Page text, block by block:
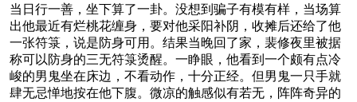
当日行一善，坐下算了一卦。没想到骗子有模有样，当场算
出他最近有烂桃花缠身，要对他采阳补阴，收摊后还给了他
一张符箓，说是防身可用。结果当晚回了家，裴修夜里被据
称可以防身的三无符箓烫醒。一睁眼，他看到一个颇有点冷
峻的男鬼坐在床边，不看动作，十分正经。但男鬼一只手就
肆无忌惮地按在他下腹。微凉的触感似有若无，阵阵奇异的